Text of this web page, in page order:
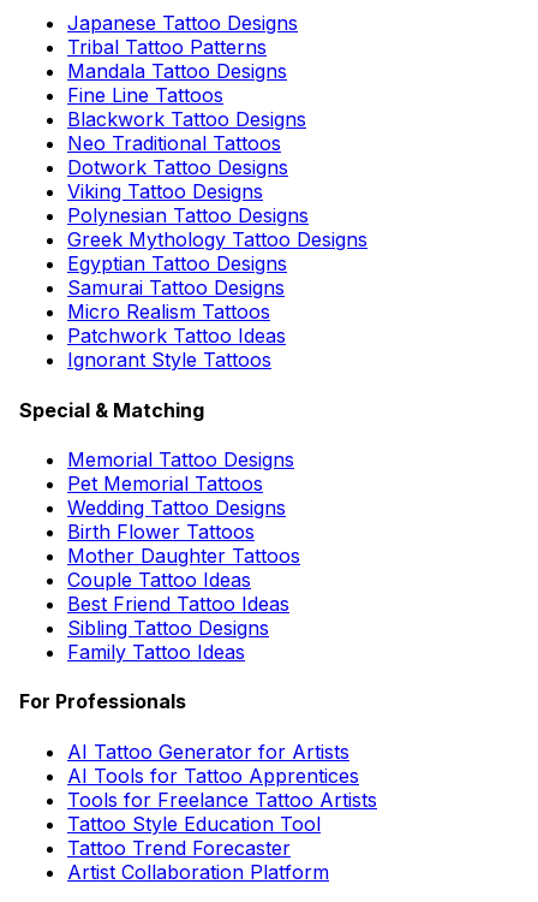
Japanese Tattoo Designs
Tribal Tattoo Patterns
Mandala Tattoo Designs
Fine Line Tattoos
Blackwork Tattoo Designs
Neo Traditional Tattoos
Dotwork Tattoo Designs
Viking Tattoo Designs
Polynesian Tattoo Designs
Greek Mythology Tattoo Designs
Egyptian Tattoo Designs
Samurai Tattoo Designs
Micro Realism Tattoos
Patchwork Tattoo Ideas
Ignorant Style Tattoos
Special & Matching
Memorial Tattoo Designs
Pet Memorial Tattoos
Wedding Tattoo Designs
Birth Flower Tattoos
Mother Daughter Tattoos
Couple Tattoo Ideas
Best Friend Tattoo Ideas
Sibling Tattoo Designs
Family Tattoo Ideas
For Professionals
AI Tattoo Generator for Artists
AI Tools for Tattoo Apprentices
Tools for Freelance Tattoo Artists
Tattoo Style Education Tool
Tattoo Trend Forecaster
Artist Collaboration Platform